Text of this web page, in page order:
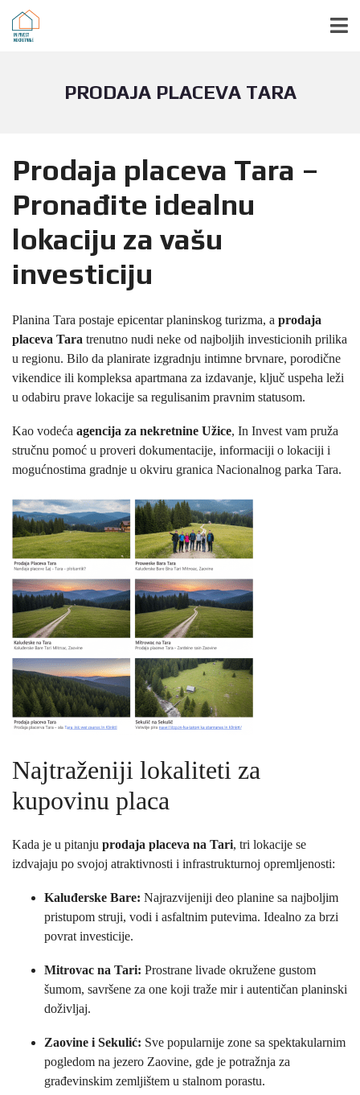
PRODAJA PLACEVA TARA
Prodaja placeva Tara –
Pronađite idealnu
lokaciju za vašu
investiciju
Planina Tara postaje epicentar planinskog turizma, a prodaja
placeva Tara trenutno nudi neke od najboljih investicionih prilika
u regionu. Bilo da planirate izgradnju intimne brvnare, porodične
vikendice ili kompleksa apartmana za izdavanje, ključ uspeha leži
u odabiru prave lokacije sa regulisanim pravnim statusom.
Kao vodeća agencija za nekretnine Užice, In Invest vam pruža
stručnu pomoć u proveri dokumentacije, informaciji o lokaciji i
mogućnostima gradnje u okviru granica Nacionalnog parka Tara.
Najtraženiji lokaliteti za
kupovinu placa
Kada je u pitanju prodaja placeva na Tari, tri lokacije se
izdvajaju po svojoj atraktivnosti i infrastrukturnoj opremljenosti:
Kaluđerske Bare: Najrazvijeniji deo planine sa najboljim
pristupom struji, vodi i asfaltnim putevima. Idealno za brzi
povrat investicije.
Mitrovac na Tari: Prostrane livade okružene gustom
šumom, savršene za one koji traže mir i autentičan planinski
doživljaj.
Zaovine i Sekulić: Sve popularnije zone sa spektakularnim
pogledom na jezero Zaovine, gde je potražnja za
građevinskim zemljištem u stalnom porastu.